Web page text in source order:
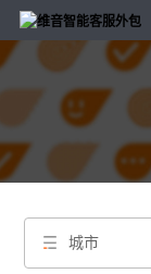
城市